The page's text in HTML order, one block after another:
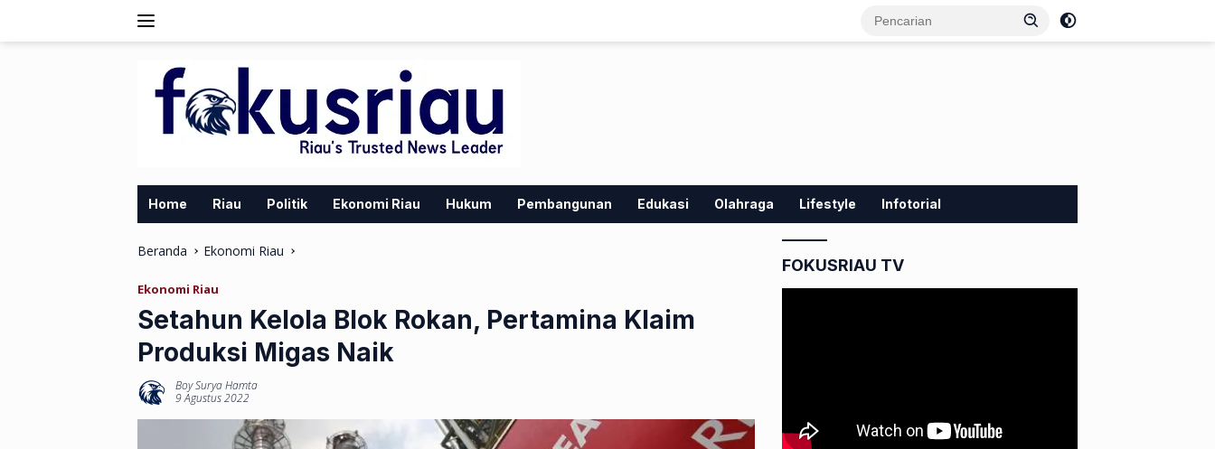
Home Riau Politik Ekonomi Riau Hukum Pembangunan Edukasi Olahraga Lifestyle Infotorial
Beranda Ekonomi Riau
Ekonomi Riau
Setahun Kelola Blok Rokan, Pertamina Klaim
Produksi Migas Naik
Boy Surya Hamta
9 Agustus 2022
FOKUSRIAU TV